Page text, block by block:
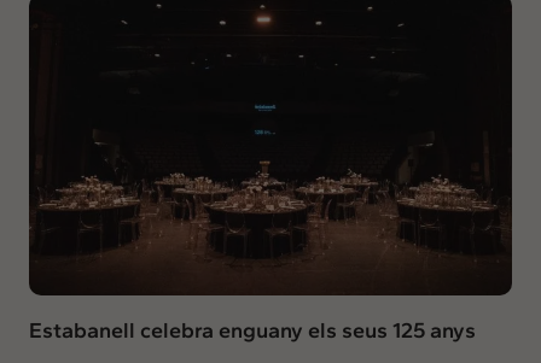
Estabanell celebra enguany els seus 125 anys